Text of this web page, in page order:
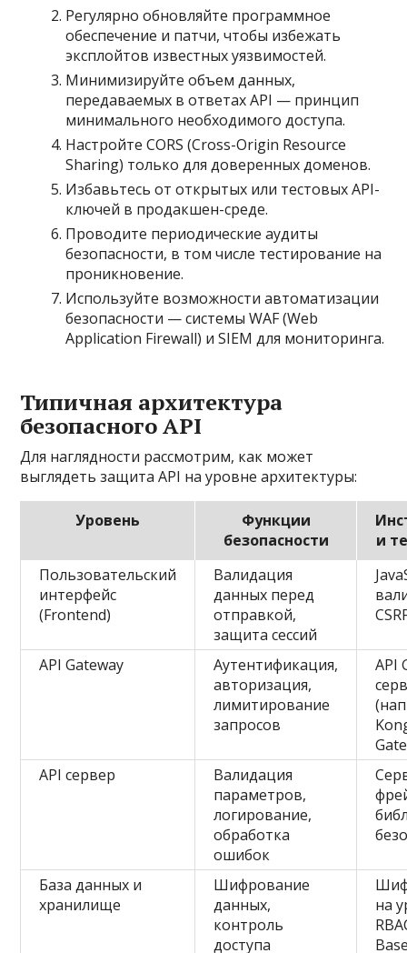
Регулярно обновляйте программное
обеспечение и патчи, чтобы избежать
эксплойтов известных уязвимостей.
Минимизируйте объем данных,
передаваемых в ответах API — принцип
минимального необходимого доступа.
Настройте CORS (Cross-Origin Resource
Sharing) только для доверенных доменов.
Избавьтесь от открытых или тестовых API-
ключей в продакшен-среде.
Проводите периодические аудиты
безопасности, в том числе тестирование на
проникновение.
Используйте возможности автоматизации
безопасности — системы WAF (Web
Application Firewall) и SIEM для мониторинга.
Типичная архитектура
безопасного API
Для наглядности рассмотрим, как может
выглядеть защита API на уровне архитектуры:
Уровень
Функции
безопасности
и
Пользовательский
интерфейс
(Frontend)
Валидация
данных перед
отправкой,
защита сессий
API Gateway
Аутентификация,
авторизация,
лимитирование
запросов
API
API сервер
Валидация
параметров,
логирование,
обработка
ошибок
База данных и
хранилище
Шифрование
данных,
контроль
доступа
на